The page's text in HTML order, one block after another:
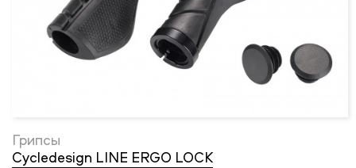
Грипсы
Cycledesign LINE ERGO LOCK